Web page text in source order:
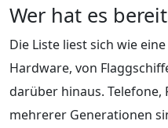
Wer hat es
Die Liste liest sich wie
Hardware, von
darüber hinaus. Telefone,
mehrerer Generationen